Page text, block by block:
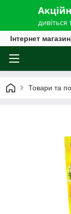
Інтернет
Товари та